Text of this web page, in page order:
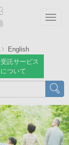
English
受託サービス
について
検索